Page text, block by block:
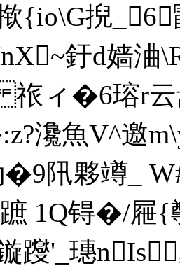
揿{io\G掜
釪d嫱浀
ィ�6瑢r云
瀺魚V^邀
�9阠夥竴_
1Q锝�/屜{
躞'_璤nIs